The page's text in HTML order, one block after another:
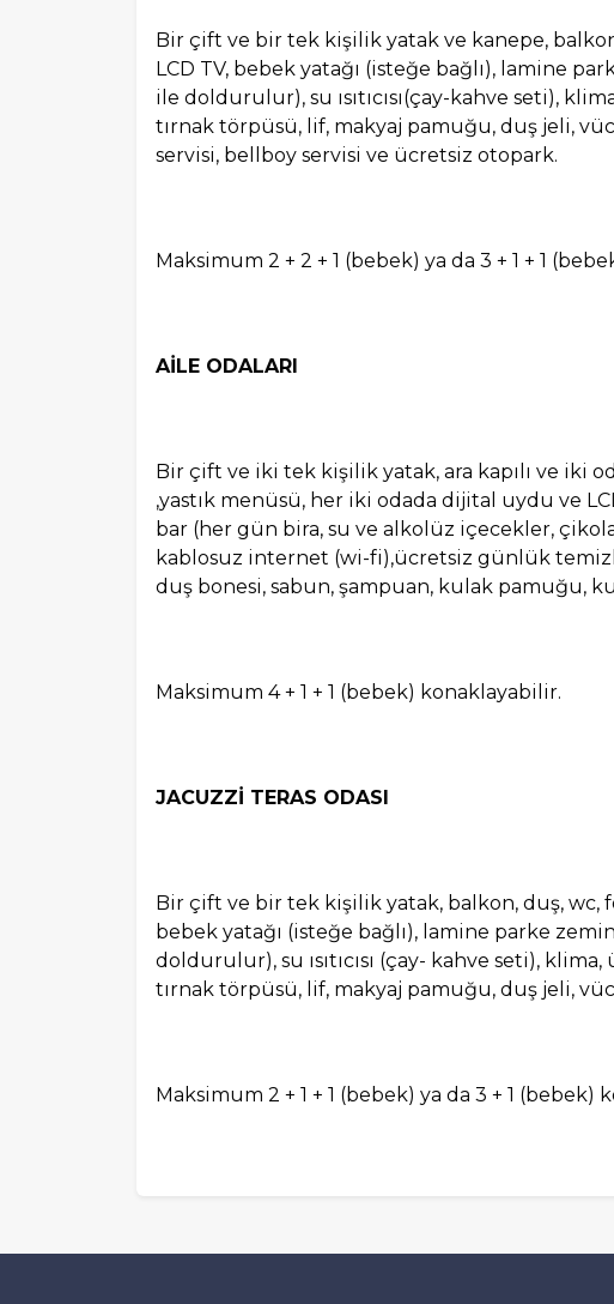
Bir çift ve bir tek kişilik yatak ve kanepe,
LCD TV, bebek yatağı (isteğe bağlı), lamine
ile doldurulur), su ısıtıcısı(çay-kahve seti),
tırnak törpüsü, lif, makyaj pamuğu, duş jeli,
servisi, bellboy servisi ve ücretsiz otopark.
Maksimum 2 + 2 + 1 (bebek) ya da 3 + 1 + 1
AİLE ODALARI
Bir çift ve iki tek kişilik yatak, ara kapılı ve iki
,yastık menüsü, her iki odada dijital uydu ve
bar (her gün bira, su ve alkolüz içecekler,
kablosuz internet (wi-fi),ücretsiz günlük
duş bonesi, sabun, şampuan, kulak pamuğu,
Maksimum 4 + 1 + 1 (bebek) konaklayabilir.
JACUZZİ TERAS ODASI
Bir çift ve bir tek kişilik yatak, balkon, duş, wc,
bebek yatağı (isteğe bağlı), lamine parke
doldurulur), su ısıtıcısı (çay- kahve seti),
tırnak törpüsü, lif, makyaj pamuğu, duş jeli,
Maksimum 2 + 1 + 1 (bebek) ya da 3 + 1 (bebek)